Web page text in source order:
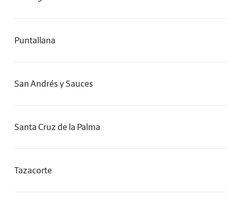
Puntallana
San Andrés y Sauces
Santa Cruz de la Palma
Tazacorte